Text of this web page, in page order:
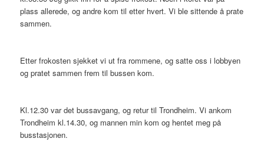
plass allerede, og andre kom til etter hvert. Vi ble sittende å prate
sammen.
Etter frokosten sjekket vi ut fra rommene, og satte oss i lobbyen
og pratet sammen frem til bussen kom.
Kl.12.30 var det bussavgang, og retur til Trondheim. Vi ankom
Trondheim kl.14.30, og mannen min kom og hentet meg på
busstasjonen.